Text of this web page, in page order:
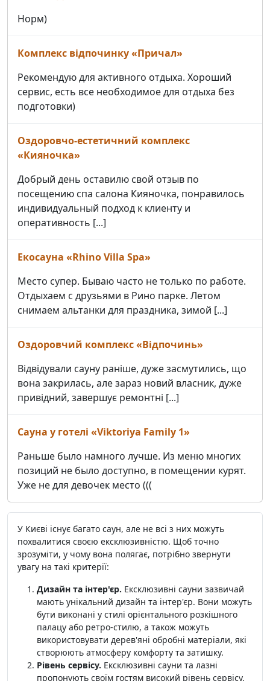
У Києві існує багато саун, але не всі з них можуть
похвалитися своєю ексклюзивністю. Щоб точно
зрозуміти, у чому вона полягає, потрібно звернути
увагу на такі критерії:
Дизайн та інтер'єр. Ексклюзивні сауни зазвичай
мають унікальний дизайн та інтер'єр. Вони можуть
бути виконані у стилі орієнтального розкішного
палацу або ретро-стилю, а також можуть
використовувати дерев'яні обробні матеріали, які
створюють атмосферу комфорту та затишку.
Рівень сервісу. Ексклюзивні сауни та лазні
пропонують своїм гостям високий рівень сервісу.
Норм)
Комплекс відпочинку «Причал»
Рекомендую для активного отдыха. Хороший
сервис, есть все необходимое для отдыха без
подготовки)
Оздоровчо-естетичний комплекс
«Кияночка»
Добрый день оставилю свой отзыв по
посещению спа салона Кияночка, понравилось
индивидуальный подход к клиенту и
оперативность [...]
Екосауна «Rhino Villa Spa»
Место супер. Бываю часто не только по работе.
Отдыхаем с друзьями в Рино парке. Летом
снимаем альтанки для праздника, зимой [...]
Оздоровчий комплекс «Відпочинь»
Відвідували сауну раніше, дуже засмутились, що
вона закрилась, але зараз новий власник, дуже
привідний, завершує ремонтні [...]
Сауна у готелі «Viktoriya Family 1»
Раньше было намного лучше. Из меню многих
позиций не было доступно, в помещении курят.
Уже не для девочек место (((